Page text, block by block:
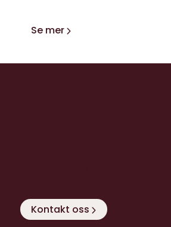
Se mer
Kontakt oss